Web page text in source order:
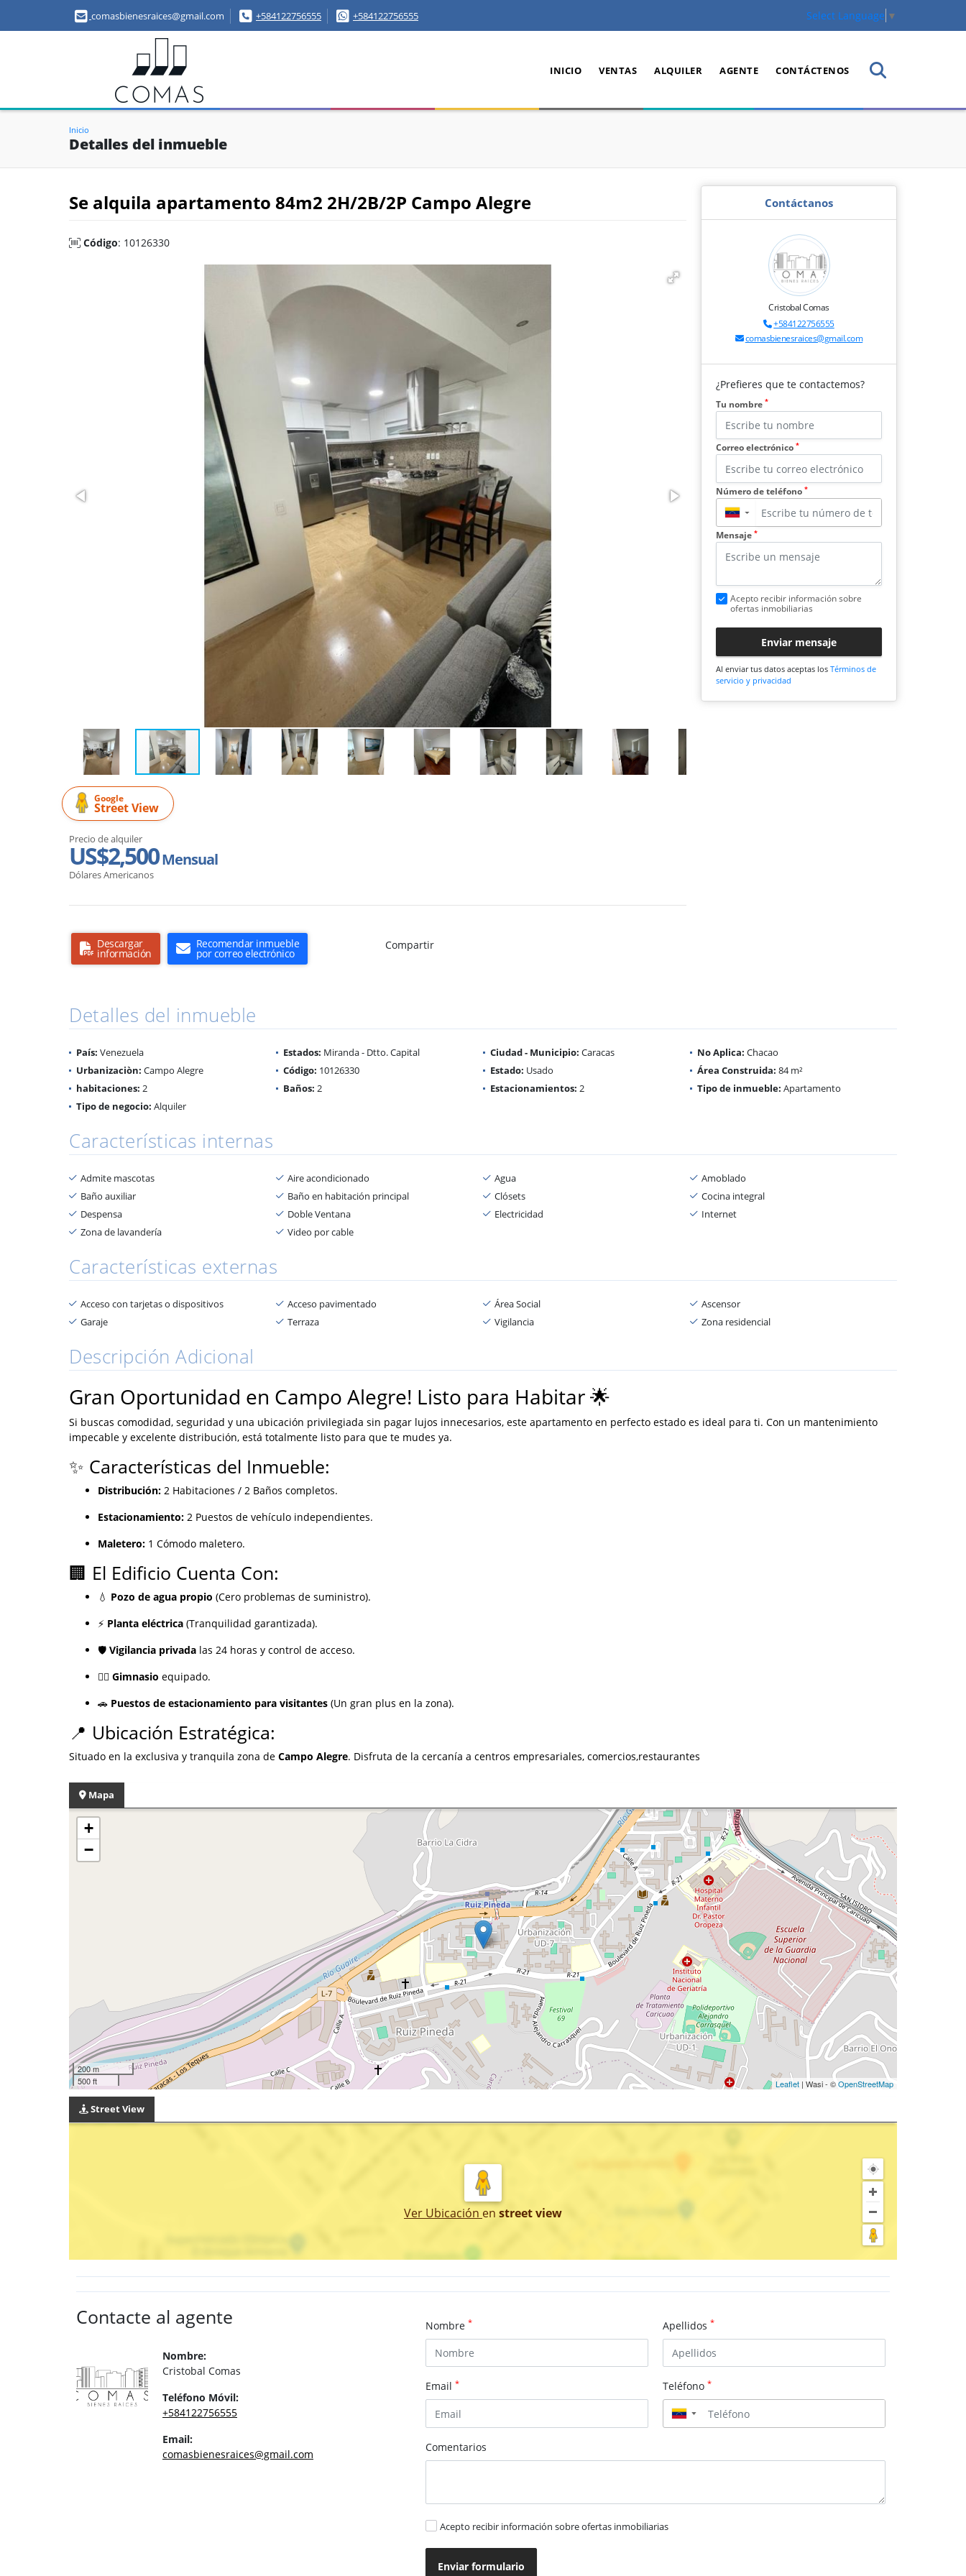
comasbienesraices@gmail.com +584122756555 +584122756555 Select Language ▼
INICIO VENTAS ALQUILER AGENTE CONTÁCTENOS
Inicio
Detalles del inmueble
Se alquila apartamento 84m2 2H/2B/2P Campo Alegre
Código: 10126330
Google
Street View
Precio de alquiler
US$2,500Mensual
Dólares Americanos
Descargar
información
Recomendar inmueble
por correo electrónico
Compartir
Contáctanos
Cristobal Comas
+584122756555
comasbienesraices@gmail.com
¿Prefieres que te contactemos?
Tu nombre *
Correo electrónico *
Número de teléfono *
▼
Mensaje *
Acepto recibir información sobre
ofertas inmobiliarias
Enviar mensaje
Al enviar tus datos aceptas los Términos de
servicio y privacidad
Detalles del inmueble
País: Venezuela Estados: Miranda - Dtto. Capital Ciudad - Municipio: Caracas No Aplica: Chacao
Urbanizaciòn: Campo Alegre Código: 10126330 Estado: Usado Área Construida: 84 m²
habitaciones: 2 Baños: 2 Estacionamientos: 2 Tipo de inmueble: Apartamento
Tipo de negocio: Alquiler
Características internas
Admite mascotas Aire acondicionado Agua
Amoblado
Baño auxiliar
Baño en habitación principal Clósets
Cocina integral
Despensa
Doble Ventana Electricidad
Internet
Zona de lavandería
Video por cable
Características externas
Acceso con tarjetas o dispositivos Acceso pavimentado Área Social
Ascensor
Garaje
Terraza Vigilancia Zona residencial
Descripción Adicional
Gran Oportunidad en Campo Alegre! Listo para Habitar 🌟
Si buscas comodidad, seguridad y una ubicación privilegiada sin pagar lujos innecesarios, este apartamento en perfecto estado es ideal para ti. Con un mantenimiento
impecable y excelente distribución, está totalmente listo para que te mudes ya.
✨ Características del Inmueble:
Distribución: 2 Habitaciones / 2 Baños completos.
Estacionamiento: 2 Puestos de vehículo independientes.
Maletero: 1 Cómodo maletero.
🏢 El Edificio Cuenta Con:
💧 Pozo de agua propio (Cero problemas de suministro).
⚡ Planta eléctrica (Tranquilidad garantizada).
🛡️ Vigilancia privada las 24 horas y control de acceso.
🏋️‍♂️ Gimnasio equipado.
🚗 Puestos de estacionamiento para visitantes (Un gran plus en la zona).
📍 Ubicación Estratégica:
Situado en la exclusiva y tranquila zona de Campo Alegre. Disfruta de la cercanía a centros empresariales, comercios,restaurantes
Mapa
+
−
200 m
500 ft
Leaflet | Wasi - ©OpenStreetMap
Street View
Ver Ubicación en street view
Contacte al agente
Nombre:
Cristobal Comas
Teléfono Móvil:
+584122756555
Email:
comasbienesraices@gmail.com
Nombre * Apellidos *
Email * Teléfono *
▼
Comentarios
Acepto recibir información sobre ofertas inmobiliarias
Enviar formulario